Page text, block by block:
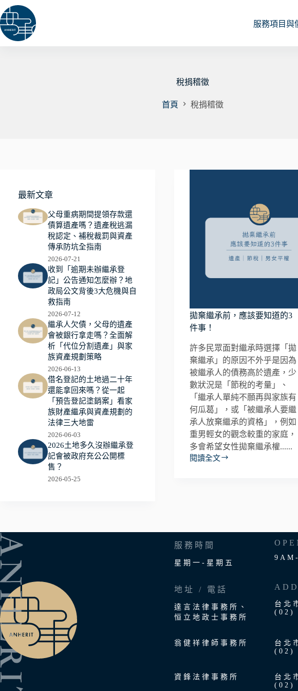
跳
至
主
服務項目與
稅捐稽徵
首頁 稅捐稽徵
拋棄繼承前，應該要知道的3
件事！
許多民眾面對繼承時選擇「拋
棄繼承」的原因不外乎是因為
被繼承人的債務高於遺產，少
數狀況是「節稅的考量」、
「繼承人單純不願再與家族有
何瓜葛」，或「被繼承人要繼
承人放棄繼承的資格」，例如
重男輕女的觀念較重的家庭，
多會希望女性拋棄繼承權......
閱讀全文
拋
知
道
件
最新文章
父母重病期間提領存款還
債算遺產嗎？遺產稅逃漏
稅認定、補稅裁罰與資產
傳承防坑全指南
2026-07-21
收到「逾期未辦繼承登
記」公告通知怎麼辦？地
政局公文背後3大危機與自
救指南
2026-07-12
繼承人欠債，父母的遺產
會被銀行拿走嗎？全面解
析「代位分割遺產」與家
族資產規劃策略
2026-06-13
借名登記的土地過二十年
還能拿回來嗎？從一起
「預告登記塗銷案」看家
族財產繼承與資產規劃的
法律三大地雷
2026-06-03
2026土地多久沒辦繼承登
記會被政府充公公開標
售？
2026-05-25
服務時間
星期一-星期五
地址 / 電話
達言法律事務所、
恒立地政士事務所
台北
(02)
翁健祥律師事務所
台北
(02)
資鋒法律事務所
台北
(02)